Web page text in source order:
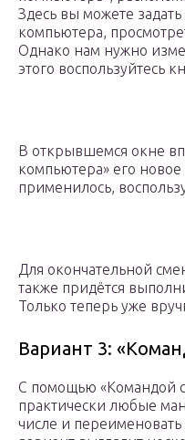
Здесь вы можете
компьютера,
Однако нам нужно
этого воспользуйтесь
В открывшемся окне
компьютера» его
применилось,
Для окончательной
также придётся
Только теперь уже
Вариант 3:
С помощью «Командой
практически любые
числе и переименовать